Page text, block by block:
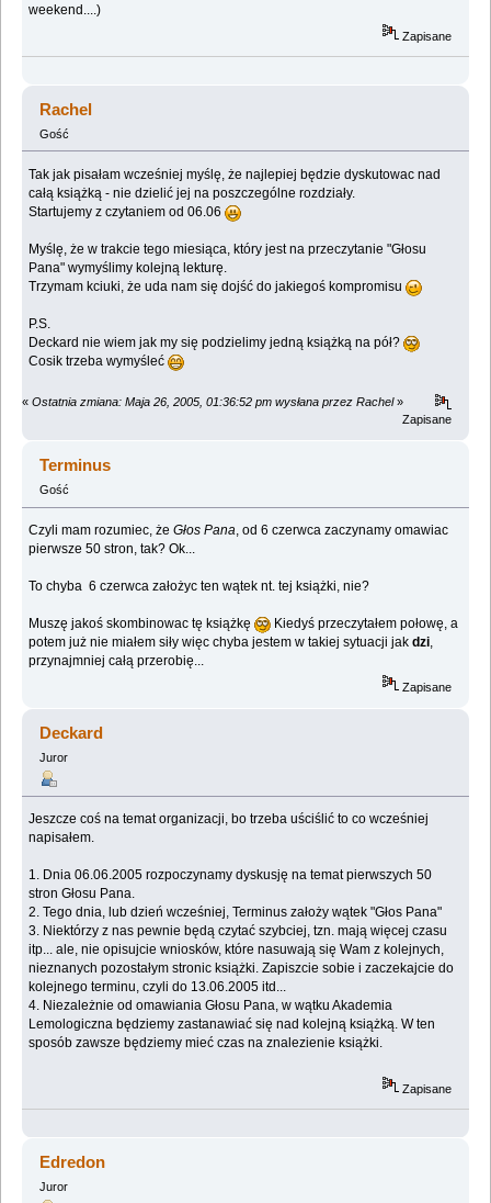
weekend....)
Zapisane
Rachel
Gość
Tak jak pisałam wcześniej myślę, że najlepiej będzie dyskutowac nad
całą książką - nie dzielić jej na poszczególne rozdziały.
Startujemy z czytaniem od 06.06
Myślę, że w trakcie tego miesiąca, który jest na przeczytanie "Głosu
Pana" wymyślimy kolejną lekturę.
Trzymam kciuki, że uda nam się dojść do jakiegoś kompromisu
P.S.
Deckard nie wiem jak my się podzielimy jedną książką na pół?
Cosik trzeba wymyśleć
« Ostatnia zmiana: Maja 26, 2005, 01:36:52 pm wysłana przez Rachel»
Zapisane
Terminus
Gość
Czyli mam rozumiec, żeGłos Pana, od 6 czerwca zaczynamy omawiac
pierwsze 50 stron, tak? Ok...
To chyba 6 czerwca założyc ten wątek nt. tej książki, nie?
Muszę jakoś skombinowac tę książkę
Kiedyś przeczytałem połowę, a
potem już nie miałem siły więc chyba jestem w takiej sytuacji jakdzi,
przynajmniej całą przerobię...
Zapisane
Deckard
Juror
Jeszcze coś na temat organizacji, bo trzeba uściślić to co wcześniej
napisałem.
1. Dnia 06.06.2005 rozpoczynamy dyskusję na temat pierwszych 50
stron Głosu Pana.
2. Tego dnia, lub dzień wcześniej, Terminus założy wątek "Głos Pana"
3. Niektórzy z nas pewnie będą czytać szybciej, tzn. mają więcej czasu
itp... ale, nie opisujcie wniosków, które nasuwają się Wam z kolejnych,
nieznanych pozostałym stronic książki. Zapiszcie sobie i zaczekajcie do
kolejnego terminu, czyli do 13.06.2005 itd...
4. Niezależnie od omawiania Głosu Pana, w wątku Akademia
Lemologiczna będziemy zastanawiać się nad kolejną książką. W ten
sposób zawsze będziemy mieć czas na znalezienie książki.
Zapisane
Edredon
Juror